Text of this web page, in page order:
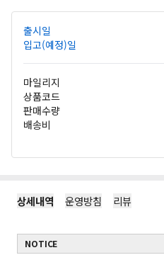
출시일
입고(예정)일
마일리지
상품코드
판매수량
배송비
상세내역 운영방침 리뷰
NOTICE